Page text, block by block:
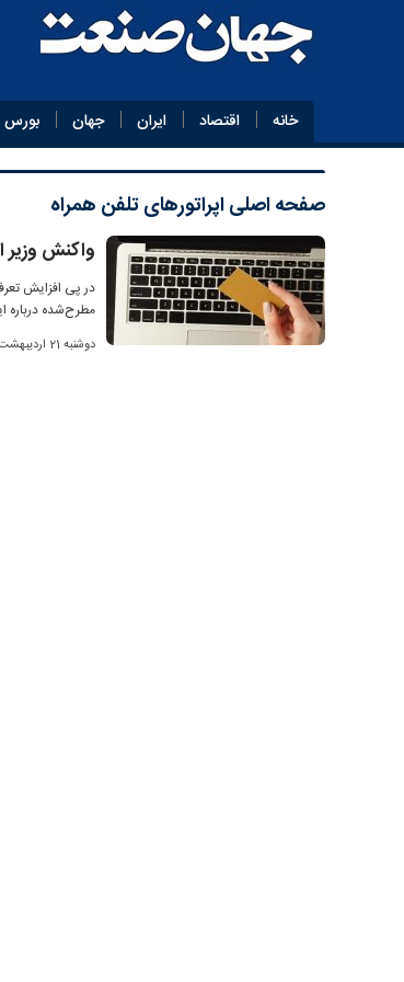
خانه اقتصاد ایران جهان بورس
صفحه اصلیاپراتورهای تلفن همراه
واکنش وزیر
در پی افزایش
مطرح‌شده درباره
دوشنبه 21 اردیبهشت 1405